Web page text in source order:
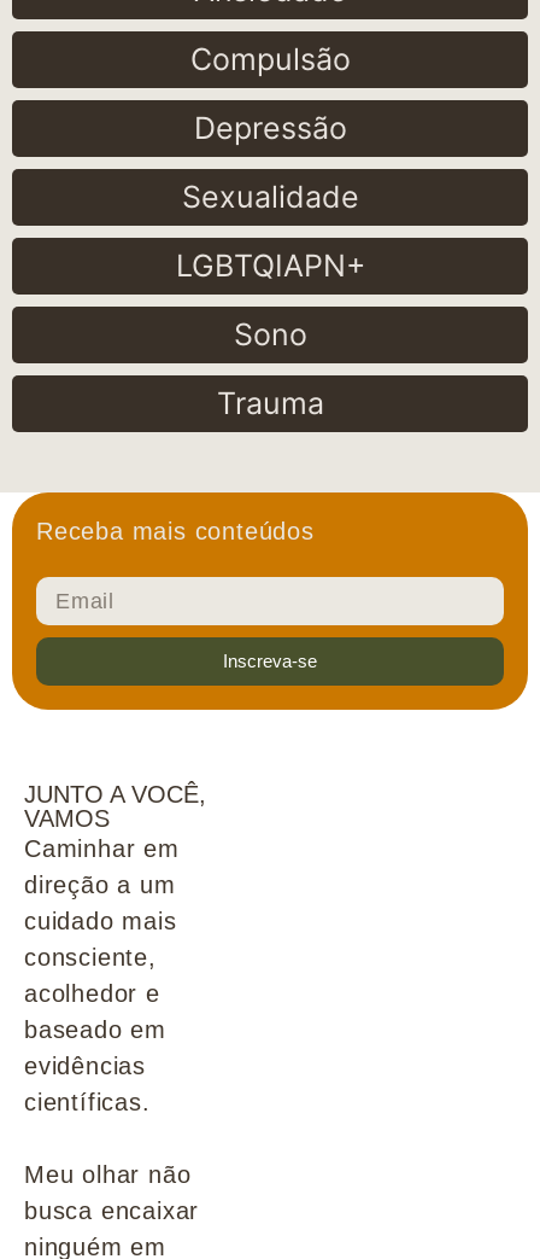
Compulsão
Depressão
Sexualidade
LGBTQIAPN+
Sono
Trauma
Receba mais conteúdos
Inscreva-se
JUNTO A VOCÊ,
VAMOS
Caminhar em
direção a um
cuidado mais
consciente,
acolhedor e
baseado em
evidências
científicas.
Meu olhar não
busca encaixar
ninguém em